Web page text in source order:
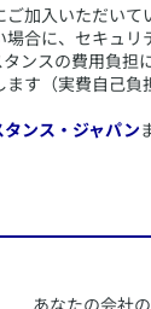
ご加入いただいて
合に、セキュリ
ンスの費用負担
す（実費自己負
ンス・ジャパン
あなたの会社